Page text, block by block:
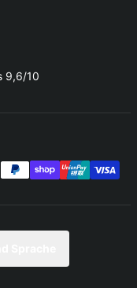
9,6/10
Sprache